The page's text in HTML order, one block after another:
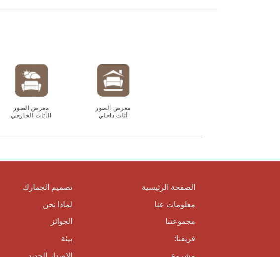
معرض الصور
أثاث داخلي
معرض الصور
الأثاث الخارحي
الصفحة الرئيسية
معلومات عنا
مجموعتنا
فريقنا:
تصميم الجمارك
لماذا نحن
الجوائز
بيئة